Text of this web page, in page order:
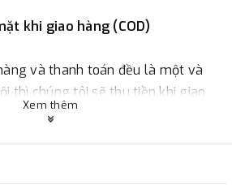
khi giao hàng (COD)
và thanh toán đều là một và
thì chúng tôi sẽ thu tiền khi giao
đặt tiền trước một phần giá trị đơn
tại :
Xem thêm